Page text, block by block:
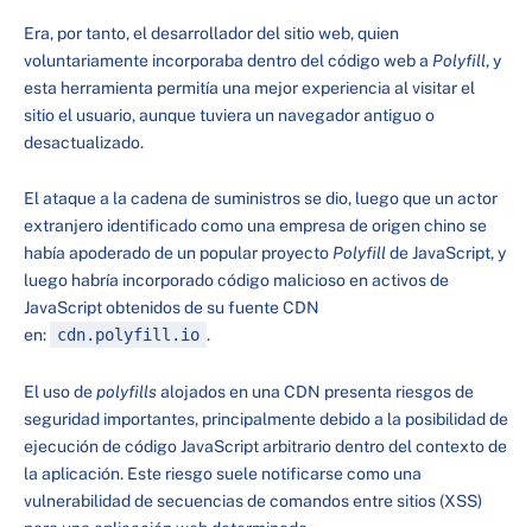
Era, por tanto, el desarrollador del sitio web, quien
voluntariamente incorporaba dentro del código web a Polyfill, y
esta herramienta permitía una mejor experiencia al visitar el
sitio el usuario, aunque tuviera un navegador antiguo o
desactualizado.
El ataque a la cadena de suministros se dio, luego que un actor
extranjero identificado como una empresa de origen chino se
había apoderado de un popular proyecto Polyfillde JavaScript, y
luego habría incorporado código malicioso en activos de
JavaScript obtenidos de su fuente CDN
en:
cdn.polyfill.io .
El uso depolyfillsalojados en una CDN presenta riesgos de
seguridad importantes, principalmente debido a la posibilidad de
ejecución de código JavaScript arbitrario dentro del contexto de
la aplicación. Este riesgo suele notificarse como una
vulnerabilidad de secuencias de comandos entre sitios (XSS)